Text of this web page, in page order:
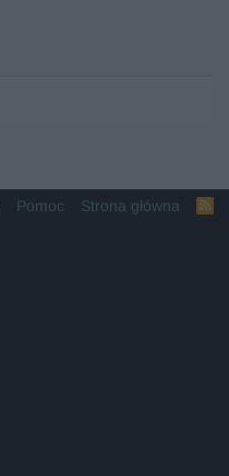
Pomoc Strona główna
R